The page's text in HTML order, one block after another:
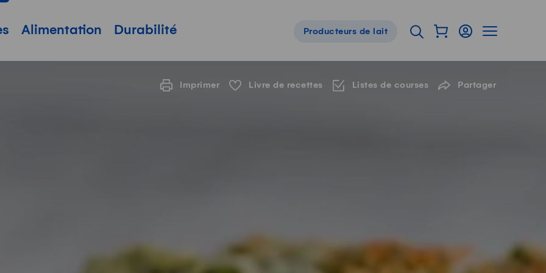
Alimentation Durabilité
Navigation de pied de page
Producteurs de lait Ouvrir l'onglet de
Afficher mon panier
ConnexionAfficher la
Imprimer Livre de recettes Listes de courses Partager